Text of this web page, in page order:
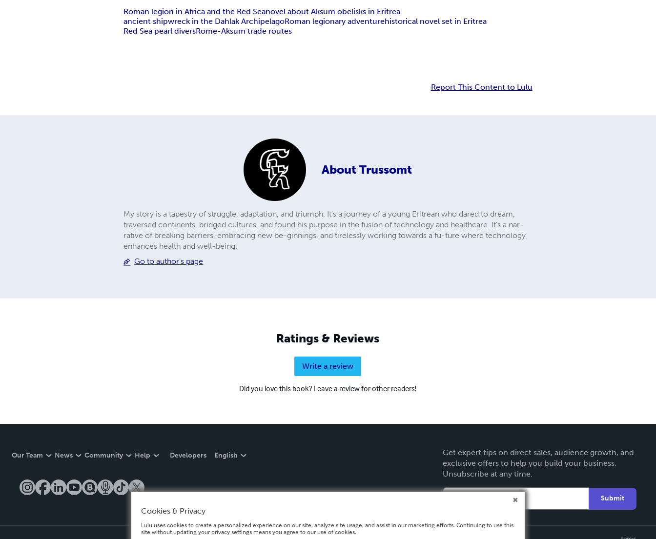
Roman legion in Africa and the Red Seanovel about Aksum obelisks in Eritrea
ancient shipwreck in the Dahlak ArchipelagoRoman legionary adventurehistorical novel set in Eritrea
Red Sea pearl diversRome-Aksum trade routes
Report This Content to Lulu
About Trussomt
My story is a tapestry of struggle, adaptation, and triumph. It's a journey of a young Eritrean who dared to dream,
traversed continents, bridged cultures, and found his purpose in the fusion of technology and healthcare. It's a nar-
rative of breaking barriers, embracing new be-ginnings, and tirelessly working towards a fu-ture where technology
enhances health and well-being.
Go to author's page
Ratings & Reviews
Write a review
Did you love this book? Leave a review for other readers!
Our Team News Community Help Developers English
Get expert tips on direct sales, audience growth, and
exclusive offers to help you build your business.
Unsubscribe at any time.
Submit
Cookies & Privacy
Lulu uses cookies to create a personalized experience on our site, analyze site usage, and assist in our marketing efforts. Continuing to use this
site without updating your privacy settings means you agree to our use of cookies.